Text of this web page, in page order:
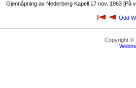
Gjennåpning av Nederberg Kapell 17 nov. 1963 [På
Odd
Copyright ©